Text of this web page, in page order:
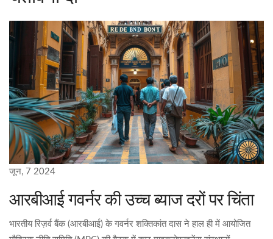
जून, 7 2024
आरबीआई गवर्नर की उच्च ब्याज दरों पर चिंता
भारतीय रिज़र्व बैंक (आरबीआई) के गवर्नर शक्तिकांत दास ने हाल ही में आयोजित